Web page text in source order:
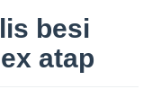
besi
atap